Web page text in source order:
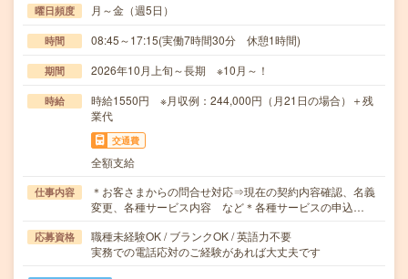
曜日頻度 月～金（週5日）
時間 08:45～17:15(実働7時間30分 休憩1時間)
期間 2026年10月上旬～長期 ※10月～！
時給
時給1550円 ※月収例：244,000円（月21日の場合）＋残
業代
交通費
全額支給
仕事内容
＊お客さまからの問合せ対応⇒現在の契約内容確認、名義
変更、各種サービス内容 など＊各種サービスの申込…
応募資格
職種未経験OK / ブランクOK / 英語力不要
実務での電話応対のご経験があれば大丈夫です